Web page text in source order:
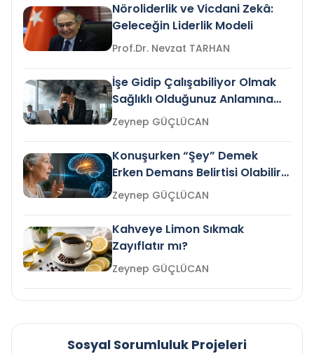
Nöroliderlik ve Vicdani Zekâ:
Geleceğin Liderlik Modeli
Prof.Dr. Nevzat TARHAN
İşe Gidip Çalışabiliyor Olmak
Sağlıklı Olduğunuz Anlamına
Gelir mi?Zeynep GÜÇLÜCAN
Konuşurken “Şey” Demek
Erken Demans Belirtisi Olabilir
mi?
Zeynep GÜÇLÜCAN
Kahveye Limon Sıkmak
Zayıflatır mı?
Zeynep GÜÇLÜCAN
Sosyal Sorumluluk Projeleri